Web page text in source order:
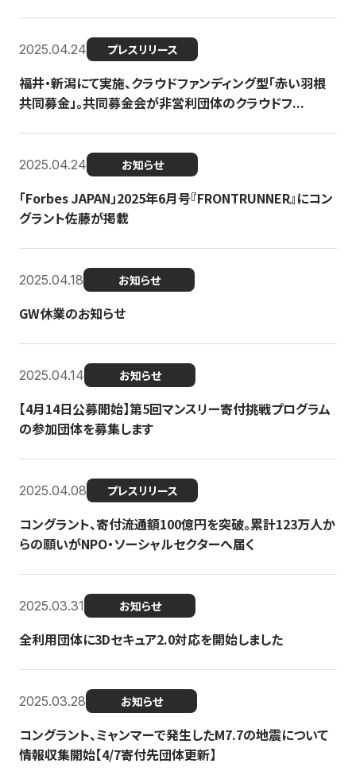
2025.04.24 プレスリリース
福井・新潟にて実施、クラウドファンディング型「赤い羽根
共同募金」。共同募金会が非営利団体のクラウドフ...
2025.04.24 お知らせ
「Forbes JAPAN」2025年6月号『FRONTRUNNER』にコン
グラント佐藤が掲載
2025.04.18 お知らせ
GW休業のお知らせ
2025.04.14 お知らせ
【4月14日公募開始】第5回マンスリー寄付挑戦プログラム
の参加団体を募集します
2025.04.08 プレスリリース
コングラント、寄付流通額100億円を突破。累計123万人か
らの願いがNPO・ソーシャルセクターへ届く
2025.03.31 お知らせ
全利用団体に3Dセキュア2.0対応を開始しました
2025.03.28 お知らせ
コングラント、ミャンマーで発生したM7.7の地震について
情報収集開始【4/7寄付先団体更新】